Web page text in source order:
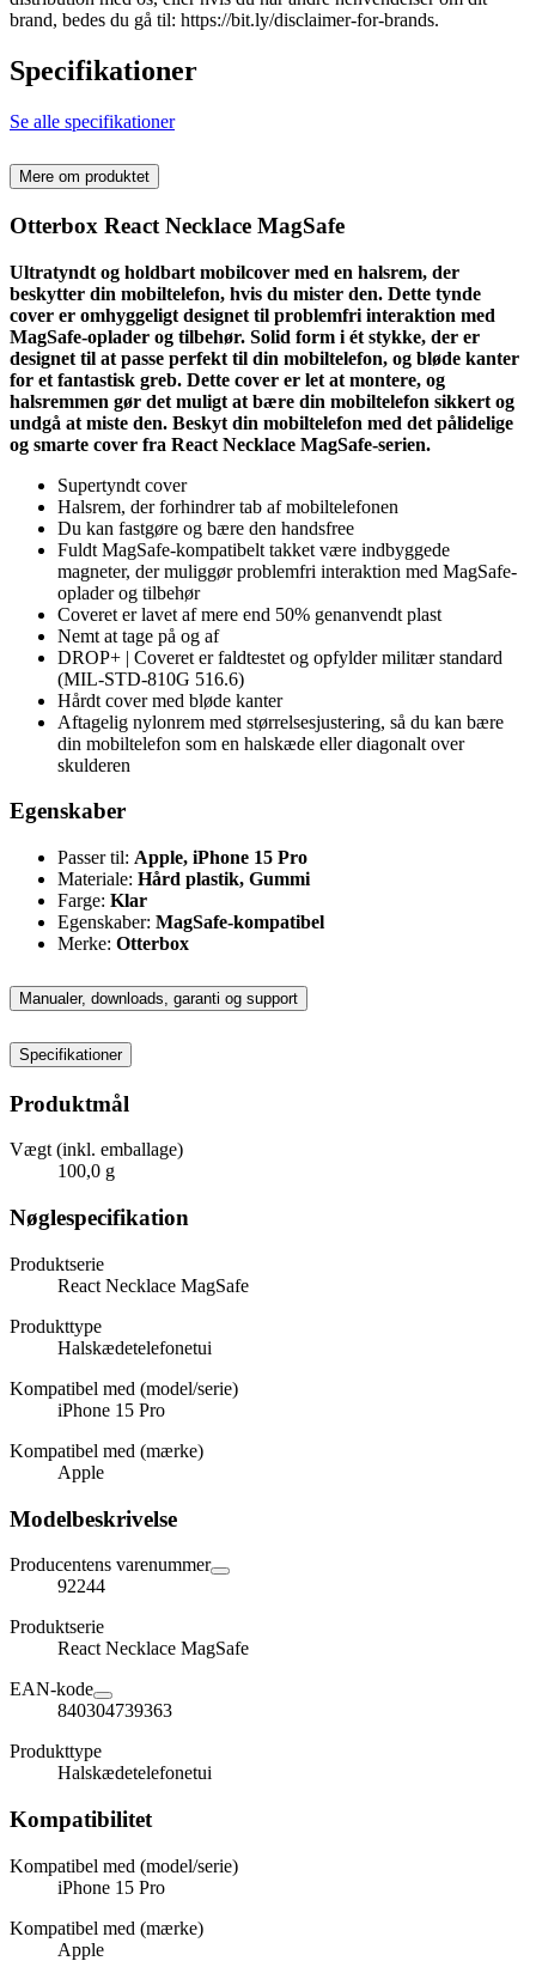
brand, bedes du gå til: https://bit.ly/disclaimer-for-brands.
Specifikationer
Se alle specifikationer
Mere om produktet
Otterbox React Necklace MagSafe
Ultratyndt og holdbart mobilcover med en halsrem, der
beskytter din mobiltelefon, hvis du mister den. Dette tynde
cover er omhyggeligt designet til problemfri interaktion med
MagSafe-oplader og tilbehør. Solid form i ét stykke, der er
designet til at passe perfekt til din mobiltelefon, og bløde kanter
for et fantastisk greb. Dette cover er let at montere, og
halsremmen gør det muligt at bære din mobiltelefon sikkert og
undgå at miste den. Beskyt din mobiltelefon med det pålidelige
og smarte cover fra React Necklace MagSafe-serien.
Supertyndt cover
Halsrem, der forhindrer tab af mobiltelefonen
Du kan fastgøre og bære den handsfree
Fuldt MagSafe-kompatibelt takket være indbyggede
magneter, der muliggør problemfri interaktion med MagSafe-
oplader og tilbehør
Coveret er lavet af mere end 50% genanvendt plast
Nemt at tage på og af
DROP+ | Coveret er faldtestet og opfylder militær standard
(MIL-STD-810G 516.6)
Hårdt cover med bløde kanter
Aftagelig nylonrem med størrelsesjustering, så du kan bære
din mobiltelefon som en halskæde eller diagonalt over
skulderen
Egenskaber
Passer til: Apple, iPhone 15 Pro
Materiale: Hård plastik, Gummi
Farge: Klar
Egenskaber: MagSafe-kompatibel
Merke: Otterbox
Manualer, downloads, garanti og support
Specifikationer
Produktmål
Vægt (inkl. emballage)
100,0 g
Nøglespecifikation
Produktserie
React Necklace MagSafe
Produkttype
Halskædetelefonetui
Kompatibel med (model/serie)
iPhone 15 Pro
Kompatibel med (mærke)
Apple
Modelbeskrivelse
Producentens varenummer
92244
Produktserie
React Necklace MagSafe
EAN-kode
840304739363
Produkttype
Halskædetelefonetui
Kompatibilitet
Kompatibel med (model/serie)
iPhone 15 Pro
Kompatibel med (mærke)
Apple